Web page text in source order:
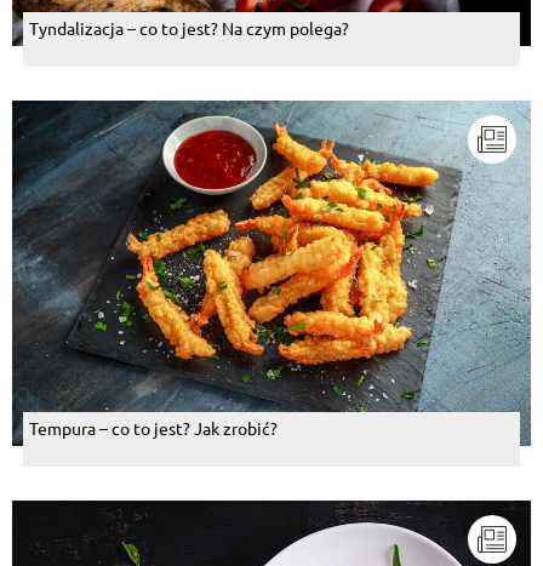
Tyndalizacja – co to jest? Na czym polega?
Tempura – co to jest? Jak zrobić?